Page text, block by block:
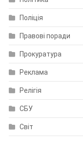
Поліція
Правові поради
Прокуратура
Реклама
Релігія
СБУ
Світ